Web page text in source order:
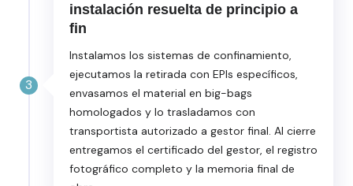
instalación resuelta de principio a
fin
Instalamos los sistemas de confinamiento,
ejecutamos la retirada con EPIs específicos,
envasamos el material en big-bags
homologados y lo trasladamos con
transportista autorizado a gestor final. Al cierre
entregamos el certificado del gestor, el registro
fotográfico completo y la memoria final de
3